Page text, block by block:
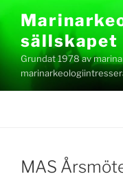
innehållsällskapet
Grundat 1978 av
MAS